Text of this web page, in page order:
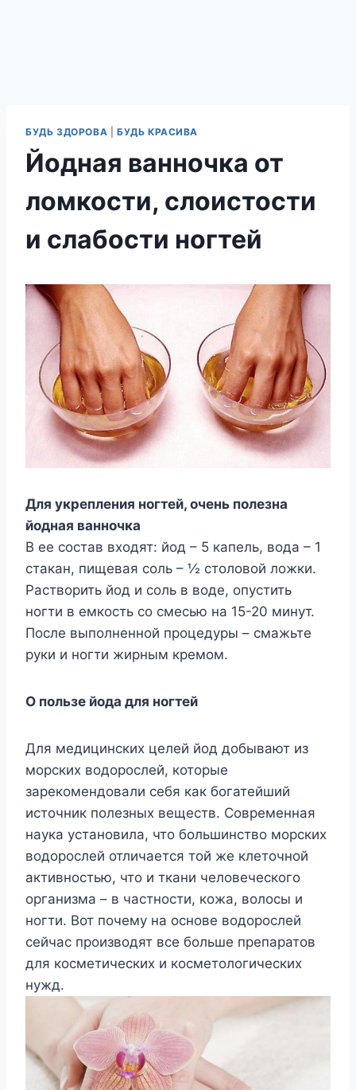
БУДЬ ЗДОРОВА БУДЬ КРАСИВА
Йодная ванночка от
ломкости, слоистости
и слабости ногтей
Для укрепления ногтей, очень полезна
йодная ванночка
В ее состав входят: йод – 5 капель, вода – 1
стакан, пищевая соль – ½ столовой ложки.
Растворить йод и соль в воде, опустить
ногти в емкость со смесью на 15-20 минут.
После выполненной процедуры – смажьте
руки и ногти жирным кремом.
О пользе йода для ногтей
Для медицинских целей йод добывают из
морских водорослей, которые
зарекомендовали себя как богатейший
источник полезных веществ. Современная
наука установила, что большинство морских
водорослей отличается той же клеточной
активностью, что и ткани человеческого
организма – в частности, кожа, волосы и
ногти. Вот почему на основе водорослей
сейчас производят все больше препаратов
для косметических и косметологических
нужд.